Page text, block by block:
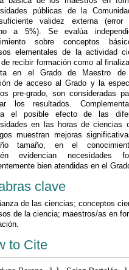
públicas de la
validez externa (error
a 5%). Se evalúa
sobre conceptos
elementales de la actividad
recibir formación como al
en el Grado de Maestro de
de acceso al Grado y la
pre-grado, son consideradas
los resultados.
el posible efecto de las
en las horas de ciencias
muestran mejoras
tamaño, en el
evidencian necesidades
bien atendidas en el
clave
de las ciencias; conceptos
de la ciencia; maestros/as en
to Cite